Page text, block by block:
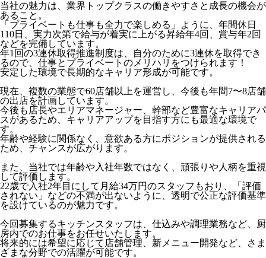
当社の魅力は、業界トップクラスの働きやすさと成長の機会が
あること。
「プライベートも仕事も全力で楽しめる」ように、年間休日
110日、実力次第で給与が着実に上がる昇給年4回、賞与年2回
などを完備しています。
年1回の3連休取得推進制度は、自分のために3連休を取得でき
るので、仕事とプライベートのメリハリをつけられます！
安定した環境で長期的なキャリア形成が可能です。
現在、複数の業態で60店舗以上を運営し、今後も年間7〜8店舗
の出店を計画しています。
今後も店長やエリアマネージャー、幹部など豊富なキャリアパ
スがあるため、キャリアアップを目指す方にも最適な環境で
す。
年齢や経験に関係なく、意欲ある方にポジションが提供される
ため、チャンスが広がります。
また、当社では年齢や入社年数ではなく、頑張りや人柄を重視
して評価します。
22歳で入社2年目にして月給34万円のスタッフもおり、「評価
されない」などの不満が出ないように、透明で公正な評価基準
を設けているのが魅力です。
今回募集するキッチンスタッフは、仕込みや調理業務など、厨
房内でのお仕事をお任せいたします。
将来的には希望に応じて店舗管理、新メニュー開発など、さま
ざまな分野での活躍が可能です。